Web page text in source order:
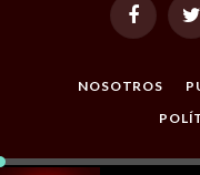
Facebook
NOSOTROS